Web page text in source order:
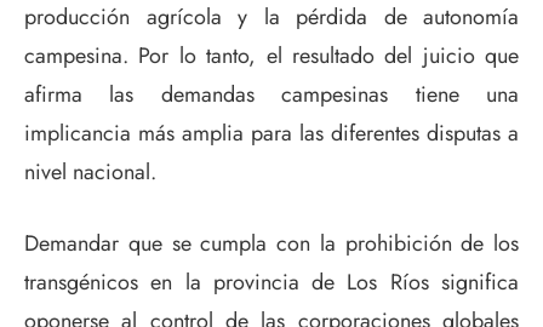
producción agrícola y la pérdida de autonomía
campesina. Por lo tanto, el resultado del juicio que
afirma las demandas campesinas tiene una
implicancia más amplia para las diferentes disputas a
nivel nacional.
Demandar que se cumpla con la prohibición de los
transgénicos en la provincia de Los Ríos significa